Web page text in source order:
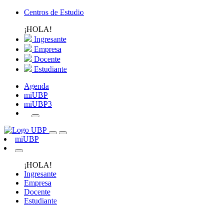
Centros de Estudio
¡HOLA!
Ingresante
Empresa
Docente
Estudiante
Agenda
miUBP
miUBP3
miUBP
¡HOLA!
Ingresante
Empresa
Docente
Estudiante